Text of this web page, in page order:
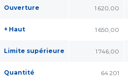
Ouverture 1 620,00
+ Haut 1 650,00
Limite supérieure 1 746,00
Quantité 64 201